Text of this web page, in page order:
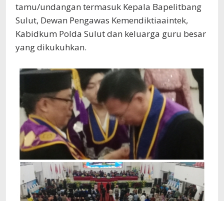
tamu/undangan termasuk Kepala Bapelitbang
Sulut, Dewan Pengawas Kemendiktiaaintek,
Kabidkum Polda Sulut dan keluarga guru besar
yang dikukuhkan.